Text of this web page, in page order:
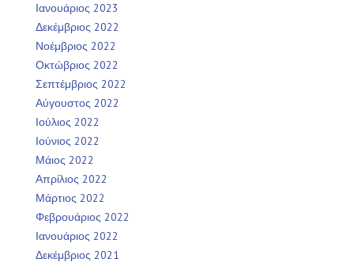
Ιανουάριος 2023
Δεκέμβριος 2022
Νοέμβριος 2022
Οκτώβριος 2022
Σεπτέμβριος 2022
Αύγουστος 2022
Ιούλιος 2022
Ιούνιος 2022
Μάιος 2022
Απρίλιος 2022
Μάρτιος 2022
Φεβρουάριος 2022
Ιανουάριος 2022
Δεκέμβριος 2021